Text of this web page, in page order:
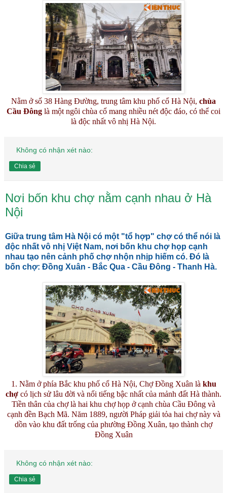
Nằm ở số 38 Hàng Đường, trung tâm khu phố cổ Hà Nội, chùa
Cầu Đông là một ngôi chùa cổ mang nhiều nét độc đáo, có thể coi
là độc nhất vô nhị Hà Nội.
Không có nhận xét nào:
Chia sẻ
Nơi bốn khu chợ nằm cạnh nhau ở Hà
Nội
Giữa trung tâm Hà Nội có một "tổ hợp" chợ có thể nói là
độc nhất vô nhị Việt Nam, nơi bốn khu chợ họp cạnh
nhau tạo nên cảnh phố chợ nhộn nhịp hiếm có. Đó là
bốn chợ: Đồng Xuân - Bắc Qua - Cầu Đông - Thanh Hà.
1. Nằm ở phía Bắc khu phố cổ Hà Nội, Chợ Đồng Xuân là khu
chợ có lịch sử lâu đời và nổi tiếng bậc nhất của mảnh đất Hà thành.
Tiền thân của chợ là hai khu chợ họp ở cạnh chùa Cầu Đông và
cạnh đền Bạch Mã. Năm 1889, người Pháp giải tỏa hai chợ này và
dồn vào khu đất trống của phường Đồng Xuân, tạo thành chợ
Đồng Xuân
Không có nhận xét nào:
Chia sẻ